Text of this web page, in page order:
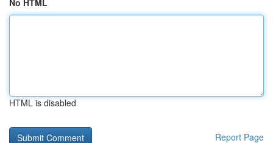
No HTML
HTML is disabled
Report Page